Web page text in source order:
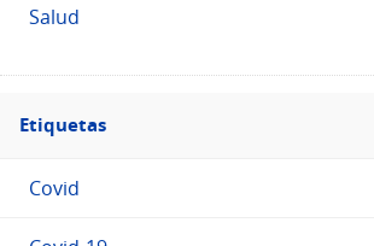
Salud
Filtro
Etiquetas
Etiquetas
Covid